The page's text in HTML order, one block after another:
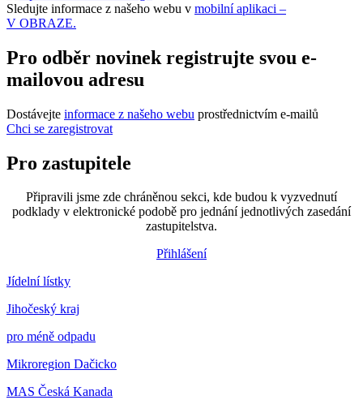
Sledujte informace z našeho webu v mobilní aplikaci –
V OBRAZE.
Pro odběr novinek registrujte svou e-
mailovou adresu
Dostávejte informace z našeho webu prostřednictvím e-mailů
Chci se zaregistrovat
Pro zastupitele
Připravili jsme zde chráněnou sekci, kde budou k vyzvednutí
podklady v elektronické podobě pro jednání jednotlivých zasedání
zastupitelstva.
Přihlášení
Jídelní lístky
Jihočeský kraj
pro méně odpadu
Mikroregion Dačicko
MAS Česká Kanada